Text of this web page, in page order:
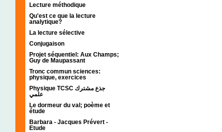
Lecture méthodique
Qu'est ce que la lecture
analytique?
La lecture sélective
Conjugaison
Projet séquentiel: Aux Champs;
Guy de Maupassant
Tronc commun sciences:
physique, exercices
Physique TCSC جذع مشترك
علمي
Le dormeur du val; poème et
étude
Barbara - Jacques Prévert -
Etude